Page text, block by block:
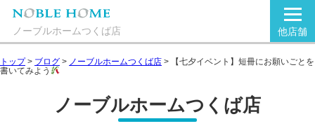
ノーブルホームつくば店 他店舗
トップ> ブログ > ノーブルホームつくば店 >
【七夕イベント】短冊にお願いごとを
書いてみよう
ノーブルホームつくば店